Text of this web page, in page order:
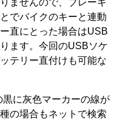
でバイクのキーと連動
直にとった場合はUSB
ます。今回のUSBソケ
テリー直付けも可能な
に灰色マーカーの線が
の場合もネットで検索